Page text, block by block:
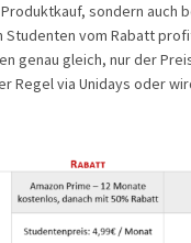
sondern auch
Studenten vom Rabatt
genau gleich, nur der
Regel via Unidays oder